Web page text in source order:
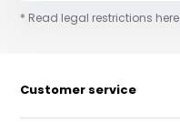
* Read legal restrictions here
Customer service